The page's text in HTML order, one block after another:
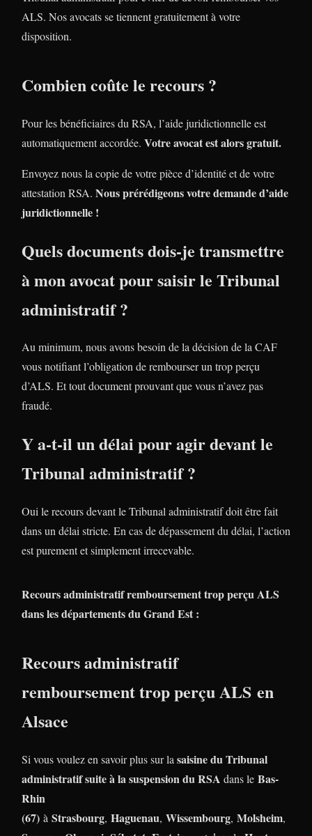
ALS. Nos avocats se tiennent gratuitement à votre
disposition.
Combien coûte le recours ?
Pour les bénéficiaires du RSA, l’aide juridictionnelle est
automatiquement accordée. Votre avocat est alors gratuit.
Envoyez nous la copie de votre pièce d’identité et de votre
attestation RSA. Nous prérédigeons votre demande d’aide
juridictionnelle !
Quels documents dois-je transmettre
à mon avocat pour saisir le Tribunal
administratif ?
Au minimum, nous avons besoin de la décision de la CAF
vous notifiant l’obligation de rembourser un trop perçu
d’ALS. Et tout document prouvant que vous n’avez pas
fraudé.
Y a-t-il un délai pour agir devant le
Tribunal administratif ?
Oui le recours devant le Tribunal administratif doit être fait
dans un délai stricte. En cas de dépassement du délai, l’action
est purement et simplement irrecevable.
Recours administratif remboursement trop perçu ALS
dans les départements du Grand Est :
Recours administratif
remboursement trop perçu ALS en
Alsace
Si vous voulez en savoir plus sur la saisine du Tribunal
administratif suite à la suspension du RSA dans le Bas-
Rhin
(67) à Strasbourg, Haguenau, Wissembourg, Molsheim,